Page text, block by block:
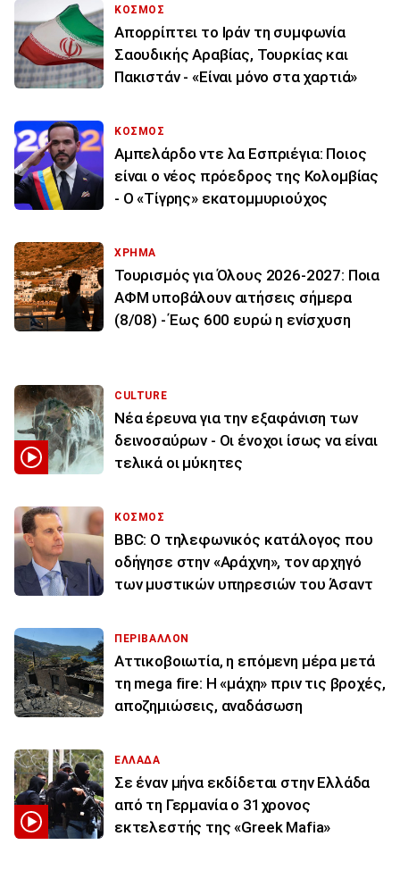
ΚΟΣΜΟΣ
Απορρίπτει το Ιράν τη συμφωνία
Σαουδικής Αραβίας, Τουρκίας και
Πακιστάν - «Είναι μόνο στα χαρτιά»
ΚΟΣΜΟΣ
Αμπελάρδο ντε λα Εσπριέγια: Ποιος
είναι ο νέος πρόεδρος της Κολομβίας
- Ο «Τίγρης» εκατομμυριούχος
ΧΡΗΜΑ
Τουρισμός για Όλους 2026-2027: Ποια
ΑΦΜ υποβάλουν αιτήσεις σήμερα
(8/08) - Έως 600 ευρώ η ενίσχυση
CULTURE
Νέα έρευνα για την εξαφάνιση των
δεινοσαύρων - Οι ένοχοι ίσως να είναι
τελικά οι μύκητες
ΚΟΣΜΟΣ
BBC: Ο τηλεφωνικός κατάλογος που
οδήγησε στην «Αράχνη», τον αρχηγό
των μυστικών υπηρεσιών του Άσαντ
ΠΕΡΙΒΑΛΛΟΝ
Αττικοβοιωτία, η επόμενη μέρα μετά
τη mega fire: Η «μάχη» πριν τις βροχές,
αποζημιώσεις, αναδάσωση
ΕΛΛΑΔΑ
Σε έναν μήνα εκδίδεται στην Ελλάδα
από τη Γερμανία ο 31χρονος
εκτελεστής της «Greek Mafia»